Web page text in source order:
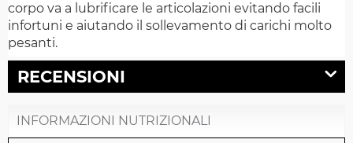
corpo va a lubrificare le articolazioni evitando facili
infortuni e aiutando il sollevamento di carichi molto
pesanti.
RECENSIONI
INFORMAZIONI NUTRIZIONALI